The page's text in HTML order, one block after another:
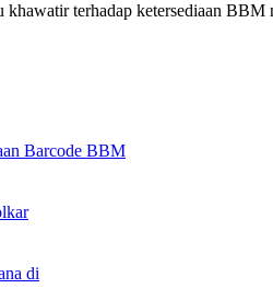
terhadap ketersediaan
Barcode BBM
di